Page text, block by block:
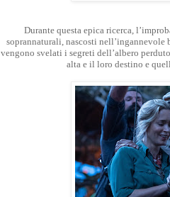
Durante questa epica ricerca,
soprannaturali, nascosti
vengono svelati i segreti dell’albero
alta e il loro destino e